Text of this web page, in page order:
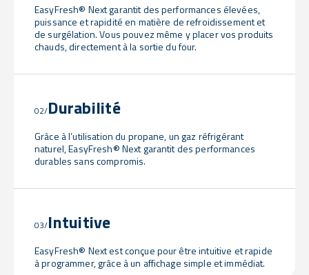
EasyFresh® Next garantit des performances élevées,
puissance et rapidité en matière de refroidissement et
de surgélation. Vous pouvez même y placer vos produits
chauds, directement à la sortie du four.
02/Durabilité
Grâce à l’utilisation du propane, un gaz réfrigérant
naturel, EasyFresh® Next garantit des performances
durables sans compromis.
03/Intuitive
EasyFresh® Next est conçue pour être intuitive et rapide
à programmer, grâce à un affichage simple et immédiat.